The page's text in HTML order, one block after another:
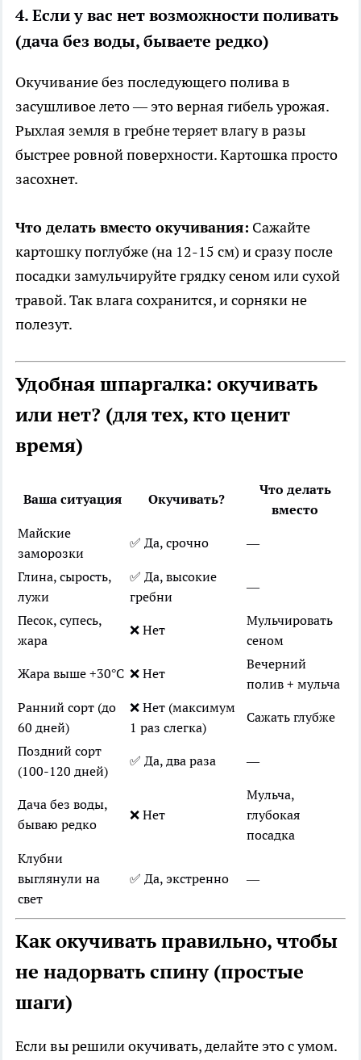
4. Если у вас нет возможности поливать
(дача без воды, бываете редко)
Окучивание без последующего полива в
засушливое лето — это верная гибель урожая.
Рыхлая земля в гребне теряет влагу в разы
быстрее ровной поверхности. Картошка просто
засохнет.
Что делать вместо окучивания: Сажайте
картошку поглубже (на 12-15 см) и сразу после
посадки замульчируйте грядку сеном или сухой
травой. Так влага сохранится, и сорняки не
полезут.
Удобная шпаргалка: окучивать
или нет? (для тех, кто ценит
время)
Ваша ситуация Окучивать?
Что делать
вместо
Майские
заморозки
✅ Да, срочно —
Глина, сырость,
лужи
✅ Да, высокие
гребни
—
Песок, супесь,
жара
❌ Нет
Мульчировать
сеном
Жара выше +30°C ❌ Нет
Вечерний
полив + мульча
Ранний сорт (до
60 дней)
❌ Нет (максимум
1 раз слегка)
Сажать глубже
Поздний сорт
(100-120 дней)
✅ Да, два раза —
Дача без воды,
бываю редко
❌ Нет
Мульча,
глубокая
посадка
Клубни
выглянули на
свет
✅ Да, экстренно —
Как окучивать правильно, чтобы
не надорвать спину (простые
шаги)
Если вы решили окучивать, делайте это с умом.